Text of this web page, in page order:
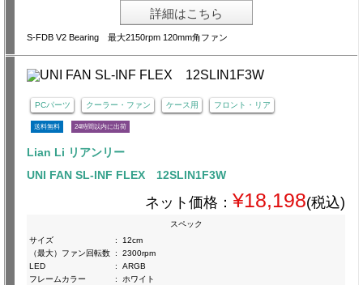
詳細はこちら
S-FDB V2 Bearing 最大2150rpm 120mm角ファン
PCパーツ クーラー・ファン ケース用 フロント・リア
送料無料 24時間以内に出荷
Lian Li リアンリー
UNI FAN SL-INF FLEX 12SLIN1F3W
ネット価格： ¥18,198(税込)
スペック
サイズ
:
12cm
（最大）ファン回転数 :
2300rpm
LED
:
ARGB
フレームカラー
:
ホワイト